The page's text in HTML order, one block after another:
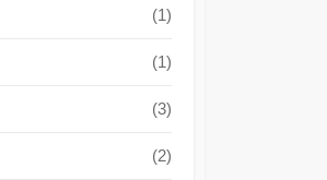
(1)
(1)
(3)
(2)